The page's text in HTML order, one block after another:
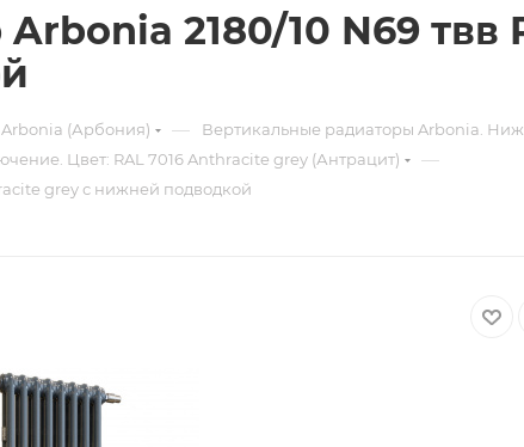
2180/10 N69 твв
(Арбония) — Вертикальные радиаторы Arbonia.
Цвет: RAL 7016 Anthracite grey (Антрацит) —
grey с нижней подводкой